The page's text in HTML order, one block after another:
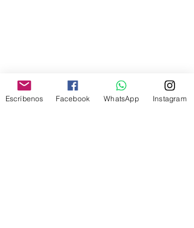
Escríbenos Facebook WhatsApp Instagram